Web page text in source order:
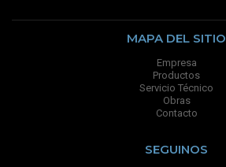
MAPA DEL SITIO
Empresa
Productos
Servicio Técnico
Obras
Contacto
SEGUINOS